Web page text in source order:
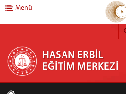
HASAN ERBİL EĞİTİM
ANA SAYFA
Menü
HASAN ERBİL
EĞİTİM MERKEZİ